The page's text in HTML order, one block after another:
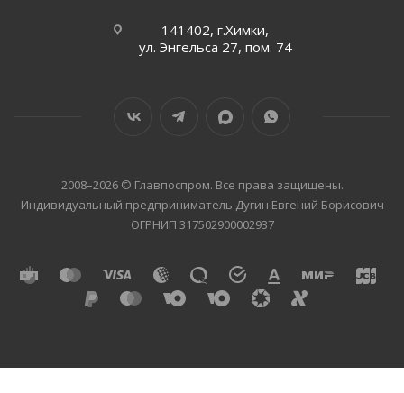
141402, г.Химки,
ул. Энгельса 27, пом. 74
2008–2026 © Главпоспром. Все права защищены.
Индивидуальный предприниматель Дугин Евгений Борисович
ОГРНИП 317502900002937